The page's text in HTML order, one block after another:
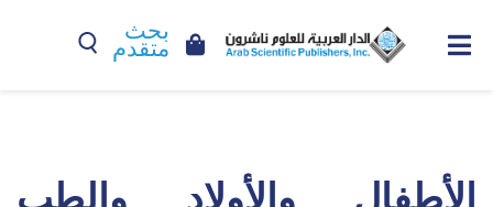
بحث
متقدم
الأطفال والأولاد والطب